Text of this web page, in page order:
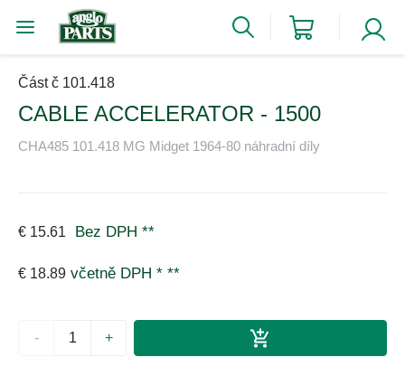
Část č 101.418
CABLE ACCELERATOR - 1500
CHA485 101.418 MG Midget 1964-80 náhradní díly
€ 15.61 Bez DPH **
€ 18.89 včetně DPH * **
- +